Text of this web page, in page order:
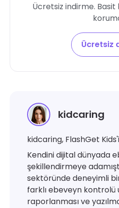
Ücretsiz indirme. Basit
Ücretsiz
kidcaring
kidcaring, FlashGet
Kendini dijital dünyada
şekillendirmeye
sektöründe deneyimli
farklı ebeveyn kontrolü
raporlanması ve